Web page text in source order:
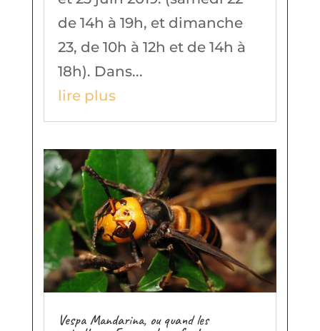
de 14h à 19h, et dimanche
23, de 10h à 12h et de 14h à
18h). Dans...
lire plus
Vespa Mandarina, ou quand les